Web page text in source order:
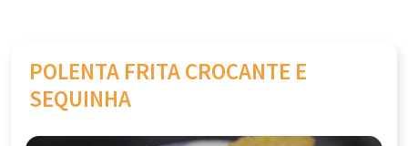
POLENTA FRITA CROCANTE E
SEQUINHA